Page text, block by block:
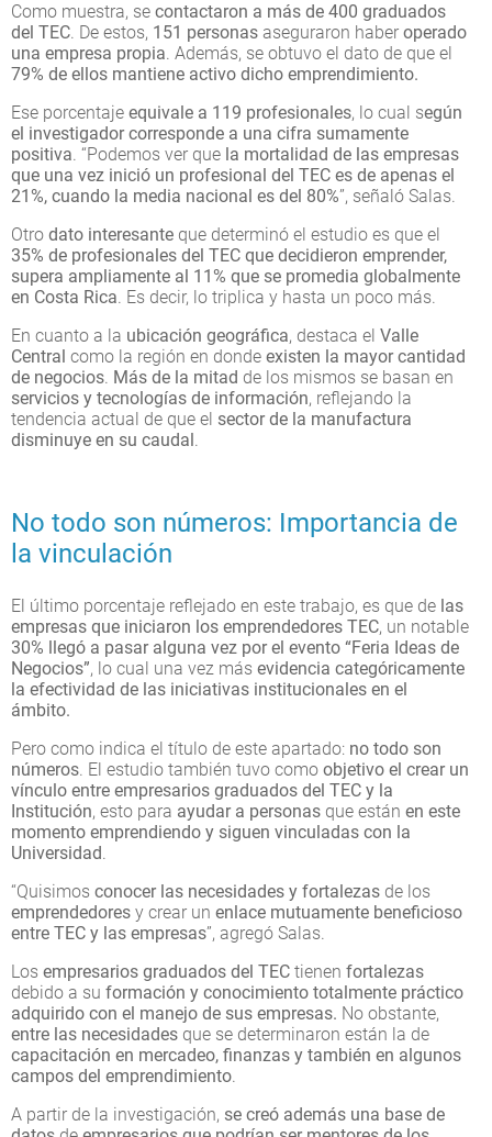
Como muestra, se contactaron a más de 400 graduados
del TEC. De estos, 151 personas aseguraron haber operado
una empresa propia. Además, se obtuvo el dato de que el
79% de ellos mantiene activo dicho emprendimiento.
Ese porcentaje equivale a 119 profesionales, lo cual según
el investigador corresponde a una cifra sumamente
positiva. “Podemos ver que la mortalidad de las empresas
que una vez inició un profesional del TEC es de apenas el
21%, cuando la media nacional es del 80%”, señaló Salas.
Otro dato interesante que determinó el estudio es que el
35% de profesionales del TEC que decidieron emprender,
supera ampliamente al 11% que se promedia globalmente
en Costa Rica. Es decir, lo triplica y hasta un poco más.
En cuanto a la ubicación geográfica, destaca el Valle
Central como la región en donde existen la mayor cantidad
de negocios. Más de la mitad de los mismos se basan en
servicios y tecnologías de información, reflejando la
tendencia actual de que el sector de la manufactura
disminuye en su caudal .
No todo son números: Importancia de
la vinculación
El último porcentaje reflejado en este trabajo, es que de las
empresas que iniciaron los emprendedores TEC, un notable
30% llegó a pasar alguna vez por el evento “Feria Ideas de
Negocios”, lo cual una vez más evidencia categóricamente
la efectividad de las iniciativas institucionales en el
ámbito.
Pero como indica el título de este apartado: no todo son
números. El estudio también tuvo como objetivo el crear un
vínculo entre empresarios graduados del TEC y la
Institución, esto para ayudar a personas que están en este
momento emprendiendo y siguen vinculadas con la
Universidad.
“Quisimos conocer las necesidades y fortalezas de los
emprendedores y crear un enlace mutuamente beneficioso
entre TEC y las empresas”, agregó Salas.
Los empresarios graduados del TEC tienen fortalezas
debido a su formación y conocimiento totalmente práctico
adquirido con el manejo de sus empresas. No obstante,
entre las necesidades que se determinaron están la de
capacitación en mercadeo, finanzas y también en algunos
campos del emprendimiento.
A partir de la investigación, se creó además una base de